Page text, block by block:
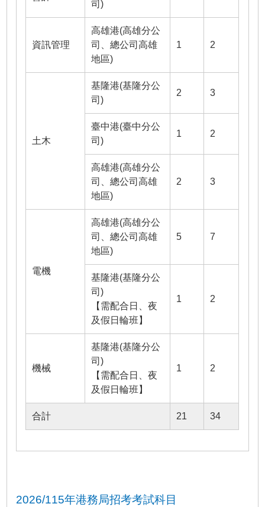
司)
資訊管理
高雄港(高雄分公
司、總公司高雄
地區)
1 2
土木
基隆港(基隆分公
司)
2 3
臺中港(臺中分公
司)
1 2
高雄港(高雄分公
司、總公司高雄
地區)
2 3
電機
高雄港(高雄分公
司、總公司高雄
地區)
5 7
基隆港(基隆分公
司)
【需配合日、夜
及假日輪班】
1 2
機械
基隆港(基隆分公
司)
【需配合日、夜
及假日輪班】
1 2
合計 21 34
2026/115年港務局招考考試科目